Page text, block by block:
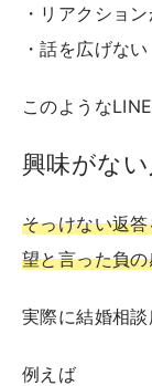
・リアクショ
・話を広げない
このような
興味がない
そっけない返
望と言った負
実際に結婚相談
例えば